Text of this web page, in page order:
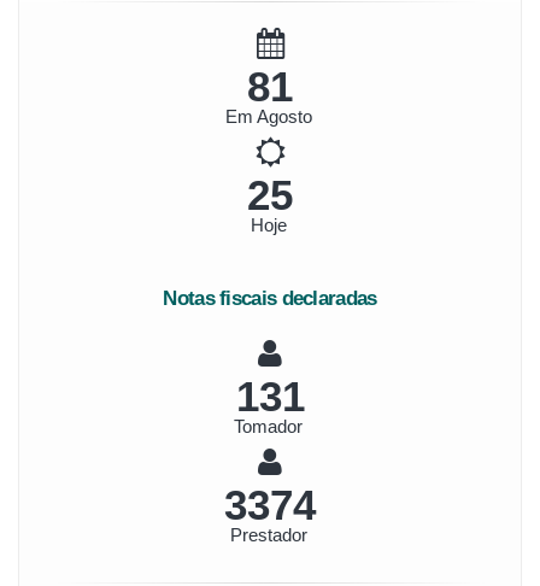
93
Em Agosto
28
Hoje
Notas fiscais declaradas
146
Tomador
3763
Prestador